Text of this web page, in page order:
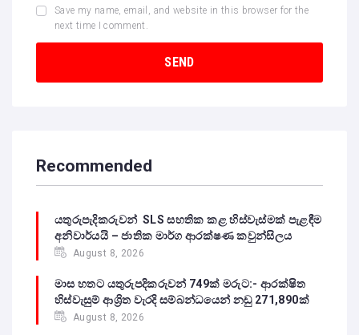
Save my name, email, and website in this browser for the
next time I comment.
Recommended
යතුරුපැදිකරුවන් SLS සහතික කළ හිස්වැස්මක් පැළඳීම
අනිවාර්යයි – ජාතික මාර්ග ආරක්ෂණ කවුන්සිලය
August 8, 2026
මාස හතට යතුරුපදිකරුවන් 749ක් මරුට:- ආරක්ෂිත
හිස්වැසුම් ආශ්‍රිත වැරදි සම්බන්ධයෙන් නඩු 271,890ක්
August 8, 2026